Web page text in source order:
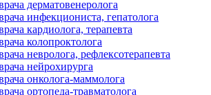
дерматовенеролога
инфекциониста, гепатолога
кардиолога, терапевта
колопроктолога
невролога, рефлексотерапевта
нейрохирурга
онколога-маммолога
ортопеда-травматолога